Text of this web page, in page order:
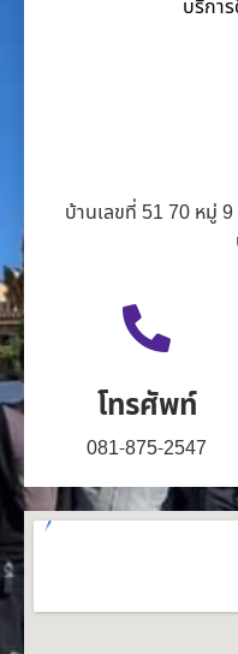
บริกา
บ้านเลขที่ 51 70 หมู่
โทรศัพท์
081-875-2547